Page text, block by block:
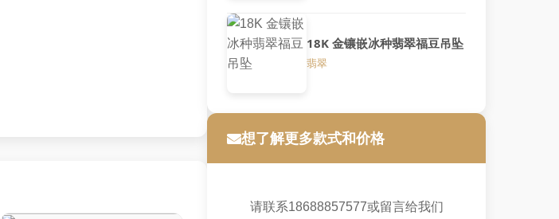
18K 金镶嵌冰种翡翠福豆吊坠
翡翠
想了解更多款式和价格
请联系18688857577或留言给我们